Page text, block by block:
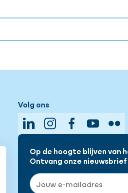
Volg ons
LinkedInInstagram
FacebookYouTube
Op de hoogte blijven van
Ontvang onze nieuwsbrief
E-mailadres